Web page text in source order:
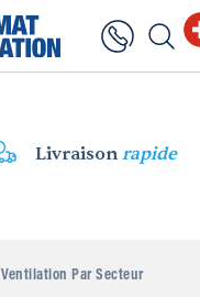
Livraison rapide
Ventilation Par Secteur